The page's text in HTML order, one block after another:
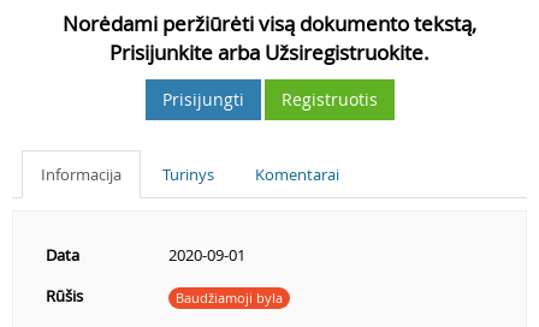
Norėdami peržiūrėti visą dokumento tekstą,
Prisijunkite arba Užsiregistruokite.
Prisijungti Registruotis
Informacija Turinys Komentarai
Data
2020-09-01
Rūšis
Baudžiamoji byla